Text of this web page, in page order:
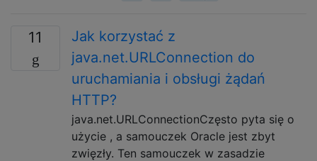
11
Jak korzystać z
java.net.URLConnection do
uruchamiania i obsługi żądań
HTTP?
java.net.URLConnectionCzęsto pyta się o
użycie , a samouczek Oracle jest zbyt
zwięzły. Ten samouczek w zasadzie